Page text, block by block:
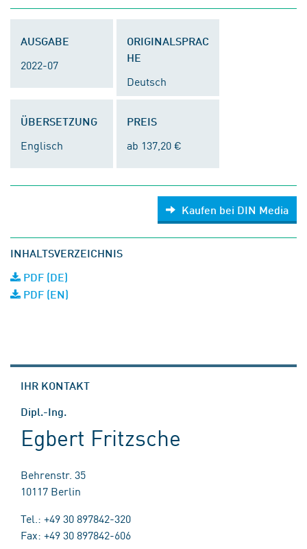
AUSGABE
2022-07
ORIGINALSPRAC
HE
Deutsch
ÜBERSETZUNG
Englisch
PREIS
ab 137,20 €
Kaufen bei DIN Media
INHALTSVERZEICHNIS
PDF (DE)
PDF (EN)
IHR KONTAKT
Dipl.-Ing.
Egbert Fritzsche
Behrenstr. 35
10117 Berlin
Tel.: +49 30 897842-320
Fax: +49 30 897842-606